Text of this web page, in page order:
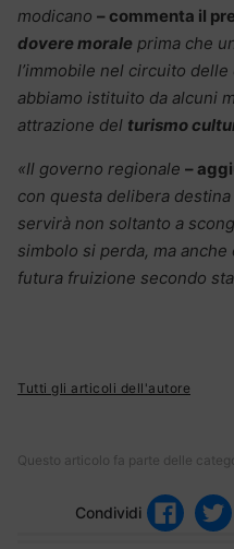
modicano – commenta il
dovere morale prima che
l’immobile nel circuito delle
abbiamo istituito da alcuni
attrazione del turismo
«Il governo regionale –
con questa delibera
servirà non soltanto a
simbolo si perda, ma
futura fruizione secondo
Tutti gli articoli dell'autore
Questo articolo fa parte delle
Condividi